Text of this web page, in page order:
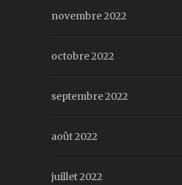
novembre 2022
octobre 2022
septembre 2022
août 2022
juillet 2022